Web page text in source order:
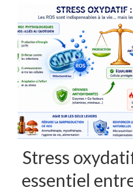
Stress
essentiel